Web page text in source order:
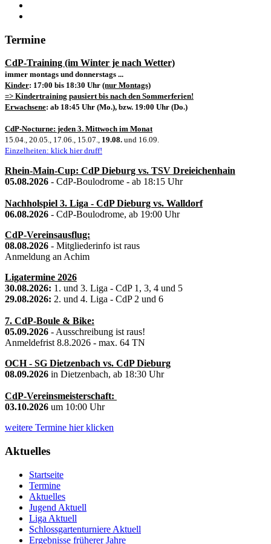
Termine
CdP-Training (im Winter je nach Wetter)
immer montags und donnerstags ...
Kinder: 17:00 bis 18:30 Uhr (nur Montags)
=> Kindertraining pausiert bis nach den Sommerferien!
Erwachsene: ab 18:45 Uhr (Mo.), bzw. 19:00 Uhr (Do.)
CdP-Nocturne: jeden 3. Mittwoch im Monat
15.04., 20.05., 17.06., 15.07., 19.08. und 16.09.
Einzelheiten: klick hier druff!
Rhein-Main-Cup: CdP Dieburg vs. TSV Dreieichenhain
05.08.2026 - CdP-Boulodrome - ab 18:15 Uhr
Nachholspiel 3. Liga - CdP Dieburg vs. Walldorf
06.08.2026 - CdP-Boulodrome, ab 19:00 Uhr
CdP-Vereinsausflug:
08.08.2026 - Mitgliederinfo ist raus
Anmeldung an Achim
Ligatermine 2026
30.08.2026: 1. und 3. Liga - CdP 1, 3, 4 und 5
29.08.2026: 2. und 4. Liga - CdP 2 und 6
7. CdP-Boule & Bike:
05.09.2026 - Ausschreibung ist raus!
Anmeldefrist 8.8.2026 - max. 64 TN
OCH - SG Dietzenbach vs. CdP Dieburg
08.09.2026 in Dietzenbach, ab 18:30 Uhr
CdP-Vereinsmeisterschaft:
03.10.2026 um 10:00 Uhr
weitere Termine hier klicken
Aktuelles
Startseite
Termine
Aktuelles
Jugend Aktuell
Liga Aktuell
Schlossgartenturniere Aktuell
Ergebnisse früherer Jahre